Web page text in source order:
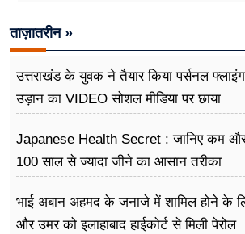
ताज़ातरीन »
उत्तराखंड के युवक ने तैयार किया पर्सनल
उड़ान का VIDEO सोशल मीडिया पर छाया
Japanese Health Secret : जानिए कम
100 साल से ज्यादा जीने का आसान तरीका
भाई अबान अहमद के जनाजे में शामिल होने के
और उमर को इलाहाबाद हाईकोर्ट से मिली पेरोल